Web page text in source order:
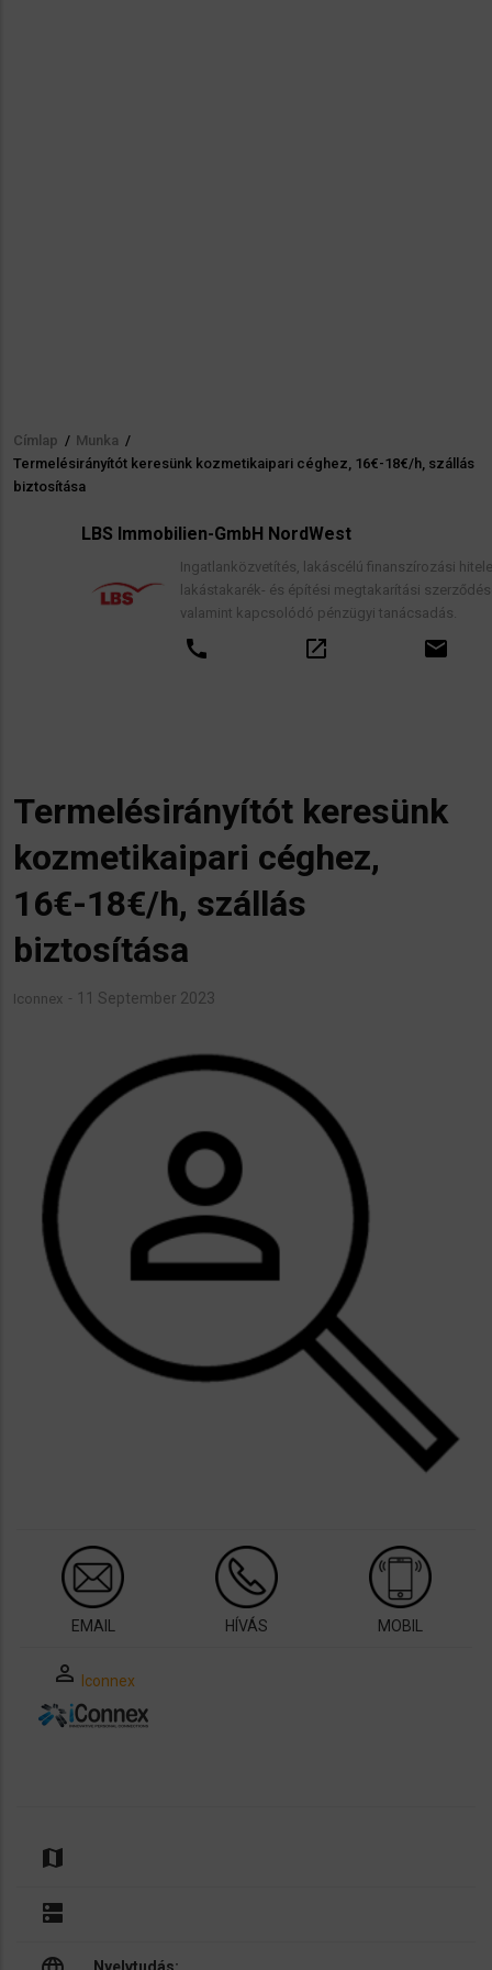
Morzsa
Címlap / Munka /
Termelésirányítót keresünk kozmetikaipari céghez, 16€-18€/h, szállás
biztosítása
LBS Immobilien-GmbH NordWest
Ingatlanközvetítés, lakáscélú finanszírozási hitelek,
lakástakarék- és építési megtakarítási szerződések,
valamint kapcsolódó pénzügyi tanácsadás.
Termelésirányítót keresünk
kozmetikaipari céghez,
16€-18€/h, szállás
biztosítása
Iconnex 11 September 2023
EMAIL HÍVÁS MOBIL
perm_identity Iconnex
map
dns
Nyelvtudás: